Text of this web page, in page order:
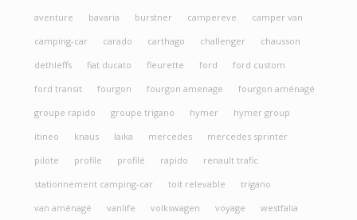
aventure
bavaria burstner campereve
camper van
camping-car
carado carthago challenger
chausson
dethleffs
fiat ducato fleurette ford
ford custom
ford transit
fourgon fourgon amenage
fourgon aménagé
groupe rapido
groupe trigano hymer
hymer group
itineo
knaus laika mercedes
mercedes sprinter
pilote
profile profilé rapido
renault trafic
stationnement camping-car
toit relevable
trigano
van aménagé
vanlife volkswagen voyage westfalia